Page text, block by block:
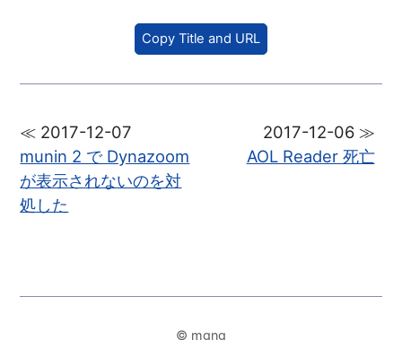
Copy Title and URL
≪ 2017-12-07
munin 2 で Dynazoom
が表示されないのを対
処した
2017-12-06 ≫
AOL Reader 死亡
© mgng